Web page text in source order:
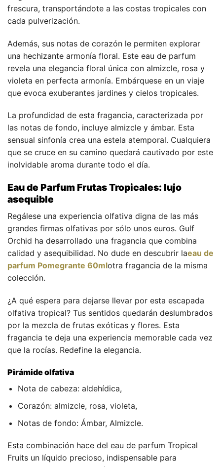
frescura, transportándote a las costas tropicales con
cada pulverización.
Además, sus notas de corazón le permiten explorar
una hechizante armonía floral. Este eau de parfum
revela una elegancia floral única con almizcle, rosa y
violeta en perfecta armonía. Embárquese en un viaje
que evoca exuberantes jardines y cielos tropicales.
La profundidad de esta fragancia, caracterizada por
las notas de fondo, incluye almizcle y ámbar. Esta
sensual sinfonía crea una estela atemporal. Cualquiera
que se cruce en su camino quedará cautivado por este
inolvidable aroma durante todo el día.
Eau de Parfum Frutas Tropicales: lujo
asequible
Regálese una experiencia olfativa digna de las más
grandes firmas olfativas por sólo unos euros. Gulf
Orchid ha desarrollado una fragancia que combina
calidad y asequibilidad. No dude en descubrir laeau de
parfum Pomegrante 60mlotra fragancia de la misma
colección.
¿A qué espera para dejarse llevar por esta escapada
olfativa tropical? Tus sentidos quedarán deslumbrados
por la mezcla de frutas exóticas y flores. Esta
fragancia te deja una experiencia memorable cada vez
que la rocías. Redefine la elegancia.
Pirámide olfativa
Nota de cabeza: aldehídica,
Corazón: almizcle, rosa, violeta,
Notas de fondo: Ámbar, Almizcle.
Esta combinación hace del eau de parfum Tropical
Fruits un líquido precioso, indispensable para